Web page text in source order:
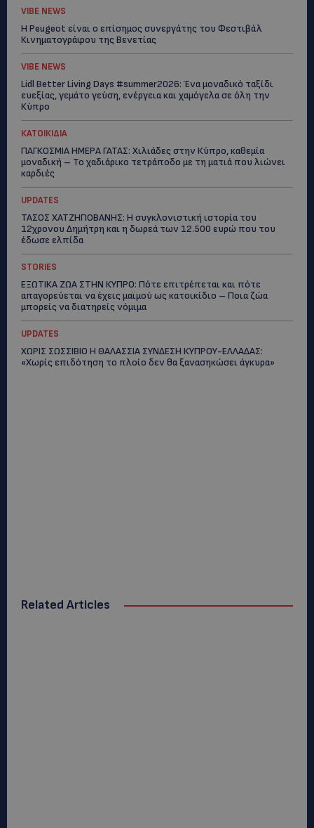
VIBE NEWS
Η Peugeot είναι ο επίσημος συνεργάτης του Φεστιβάλ
Κινηματογράφου της Βενετίας
VIBE NEWS
Lidl Better Living Days #summer2026: Ένα μοναδικό ταξίδι
ευεξίας, γεμάτο γεύση, ενέργεια και χαμόγελα σε όλη την
Κύπρο
ΚΑΤΟΙΚΙΔΙΑ
ΠΑΓΚΟΣΜΙΑ ΗΜΕΡΑ ΓΑΤΑΣ: Χιλιάδες στην Κύπρο, καθεμία
μοναδική – Το χαδιάρικο τετράποδο με τη ματιά που λιώνει
καρδιές
UPDATES
ΤΑΣΟΣ ΧΑΤΖΗΓΙΟΒΑΝΗΣ: Η συγκλονιστική ιστορία του
12χρονου Δημήτρη και η δωρεά των 12.500 ευρώ που του
έδωσε ελπίδα
STORIES
ΕΞΩΤΙΚΑ ΖΩΑ ΣΤΗΝ ΚΥΠΡΟ: Πότε επιτρέπεται και πότε
απαγορεύεται να έχεις μαϊμού ως κατοικίδιο – Ποια ζώα
μπορείς να διατηρείς νόμιμα
UPDATES
ΧΩΡΙΣ ΣΩΣΣΙΒΙΟ Η ΘΑΛΑΣΣΙΑ ΣΥΝΔΕΣΗ ΚΥΠΡΟΥ-ΕΛΛΑΔΑΣ:
«Χωρίς επιδότηση το πλοίο δεν θα ξανασηκώσει άγκυρα»
Related Articles